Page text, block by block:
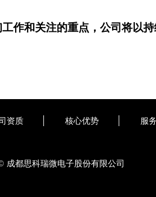
作和关注的重点，公司将以
资质 核心优势 服
成都思科瑞微电子股份有限公司